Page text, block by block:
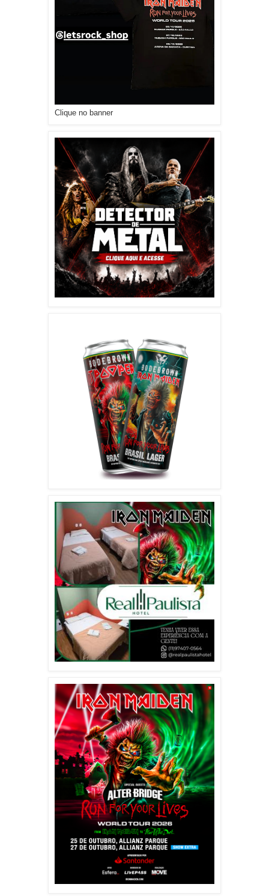
Clique no banner